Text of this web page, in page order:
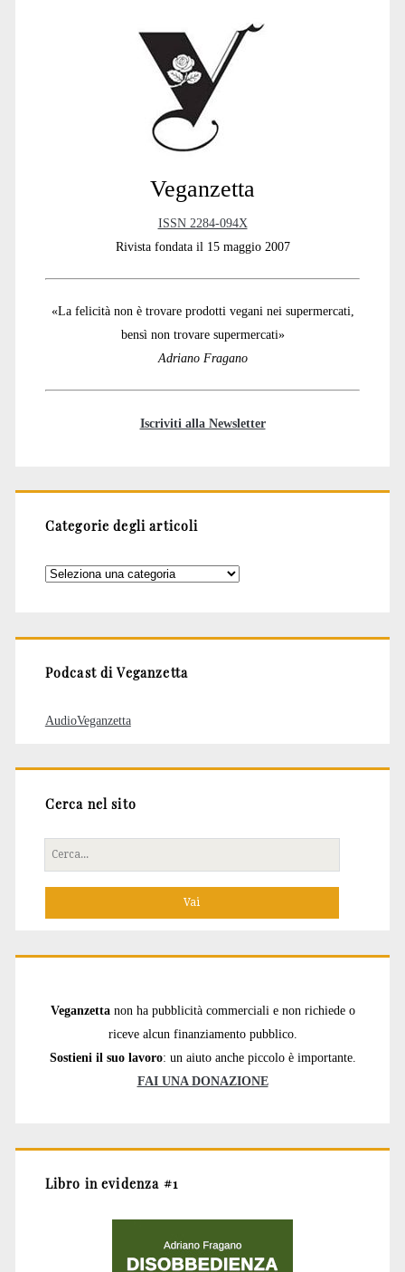
Veganzetta
ISSN 2284-094X
Rivista fondata il 15 maggio 2007
«La felicità non è trovare prodotti vegani nei supermercati,
bensì non trovare supermercati»
Adriano Fragano
Iscriviti alla Newsletter
Categorie degli articoli
Categorie
Podcast di Veganzetta
AudioVeganzetta
Cerca nel sito
Cerca
per:
Veganzetta non ha pubblicità commerciali e non richiede o
riceve alcun finanziamento pubblico.
Sostieni il suo lavoro: un aiuto anche piccolo è importante.
FAI UNA DONAZIONE
Libro in evidenza #1